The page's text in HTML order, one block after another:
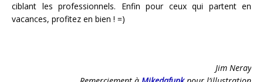
ciblant les professionnels. Enfin pour ceux qui partent en
vacances, profitez en bien ! =)
Jim Neray